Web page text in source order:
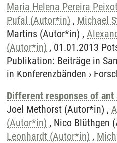
Maria Helena Pereira
Pufal (Autor*in) , Michael
Martins (Autor*in) ,
(Autor*in) , 01.01.2013
Publikation: Beiträge in
in Konferenzbänden ›
Different responses of
Joel Methorst (Autor*in) ,
(Autor*in) , Nico Blüthgen
Leonhardt (Autor*in) ,